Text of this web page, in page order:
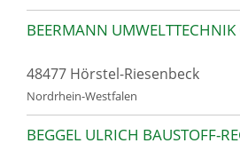
BEERMANN
48477 Hörstel-Riesenbeck
Nordrhein-Westfalen
BEGGEL ULRICH BAUSTOFF-